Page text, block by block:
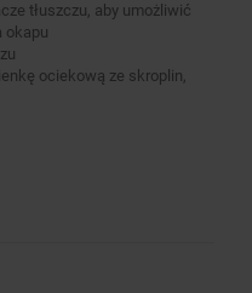
tłuszczu, aby umożliwić
okapu
ociekową ze skroplin,